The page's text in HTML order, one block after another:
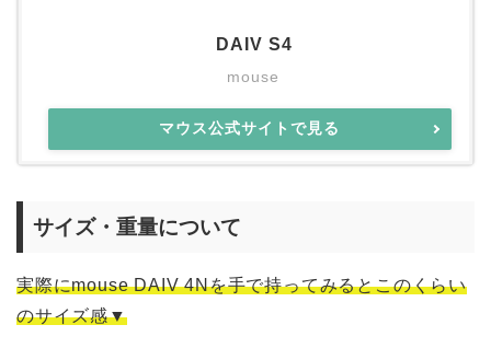
DAIV S4
mouse
マウス公式サイトで見る
サイズ・重量について
実際にmouse DAIV 4Nを手で持ってみるとこのくらい
のサイズ感▼